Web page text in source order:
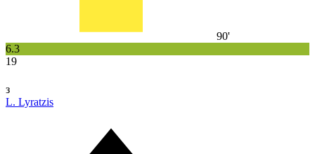
90'
6.3
19
з
L. Lyratzis